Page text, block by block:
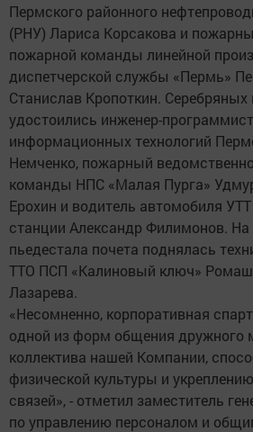
Пермского районного
(РНУ) Лариса Корсакова и
пожарной команды линейной
диспетчерской службы «Пермь»
Станислав Кропоткин. Серебряных
удостоились инженер-
информационных технологий
Немченко, пожарный
команды НПС «Малая Пурга»
Ерохин и водитель автомобиля
станции Александр Филимонов. На
пьедестала почета поднялась
ТТО ПСП «Калиновый ключ»
Лазарева.
«Несомненно, корпоративная
одной из форм общения дружного
коллектива нашей Компании,
физической культуры и
связей», - отметил заместитель
по управлению персоналом и